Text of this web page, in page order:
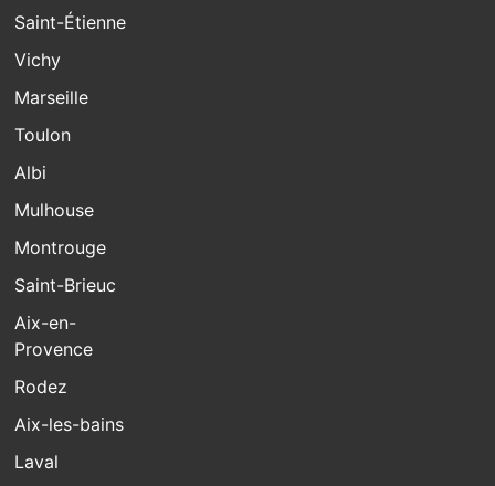
Saint-Étienne
Vichy
Marseille
Toulon
Albi
Mulhouse
Montrouge
Saint-Brieuc
Aix-en-
Provence
Rodez
Aix-les-bains
Laval